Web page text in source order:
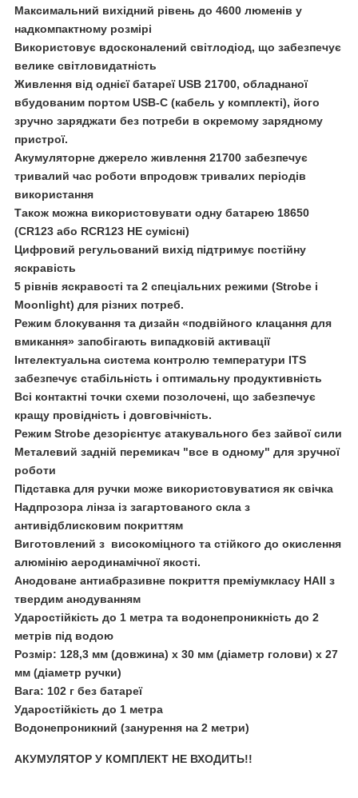
Максимальний вихідний рівень до 4600 люменів у
надкомпактному розмірі
Використовує вдосконалений світлодіод, що забезпечує
велике світловидатність
Живлення від однієї батареї USB 21700, обладнаної
вбудованим портом USB-C (кабель у комплекті), його
зручно заряджати без потреби в окремому зарядному
пристрої.
Акумуляторне джерело живлення 21700 забезпечує
тривалий час роботи впродовж тривалих періодів
використання
Також можна використовувати одну батарею 18650
(CR123 або RCR123 НЕ сумісні)
Цифровий регульований вихід підтримує постійну
яскравість
5 рівнів яскравості та 2 спеціальних режими (Strobe і
Moonlight) для різних потреб.
Режим блокування та дизайн «подвійного клацання для
вмикання» запобігають випадковій активації
Інтелектуальна система контролю температури ITS
забезпечує стабільність і оптимальну продуктивність
Всі контактні точки схеми позолочені, що забезпечує
кращу провідність і довговічність.
Режим Strobe дезорієнтує атакувального без зайвої сили
Металевий задній перемикач "все в одному" для зручної
роботи
Підставка для ручки може використовуватися як свічка
Надпрозора лінза із загартованого скла з
антивідблисковим покриттям
Виготовлений з високоміцного та стійкого до окислення
алюмінію аеродинамічної якості.
Анодоване антиабразивне покриття преміумкласу HAII з
твердим анодуванням
Ударостійкість до 1 метра та водонепроникність до 2
метрів під водою
Розмір: 128,3 мм (довжина) x 30 мм (діаметр голови) x 27
мм (діаметр ручки)
Вага: 102 г без батареї
Ударостійкість до 1 метра
Водонепроникний (занурення на 2 метри)
АКУМУЛЯТОР У КОМПЛЕКТ НЕ ВХОДИТЬ!!